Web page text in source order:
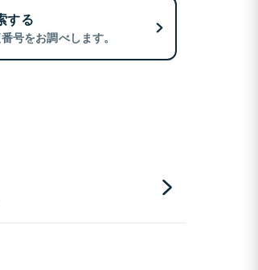
する
号をお調べします。